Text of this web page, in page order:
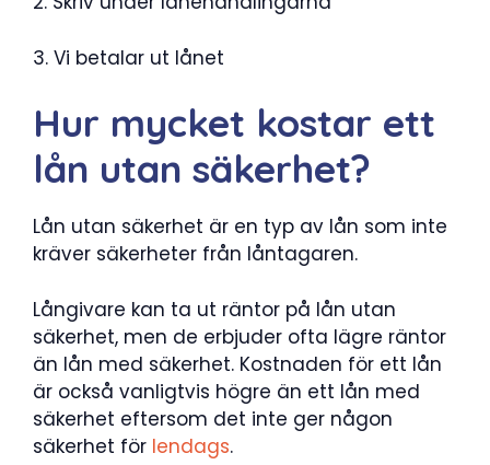
3. Vi betalar ut lånet
Hur mycket kostar ett
lån utan säkerhet?
Lån utan säkerhet är en typ av lån som inte
kräver säkerheter från låntagaren.
Långivare kan ta ut räntor på lån utan
säkerhet, men de erbjuder ofta lägre räntor
än lån med säkerhet. Kostnaden för ett lån
är också vanligtvis högre än ett lån med
säkerhet eftersom det inte ger någon
säkerhet för lendags.